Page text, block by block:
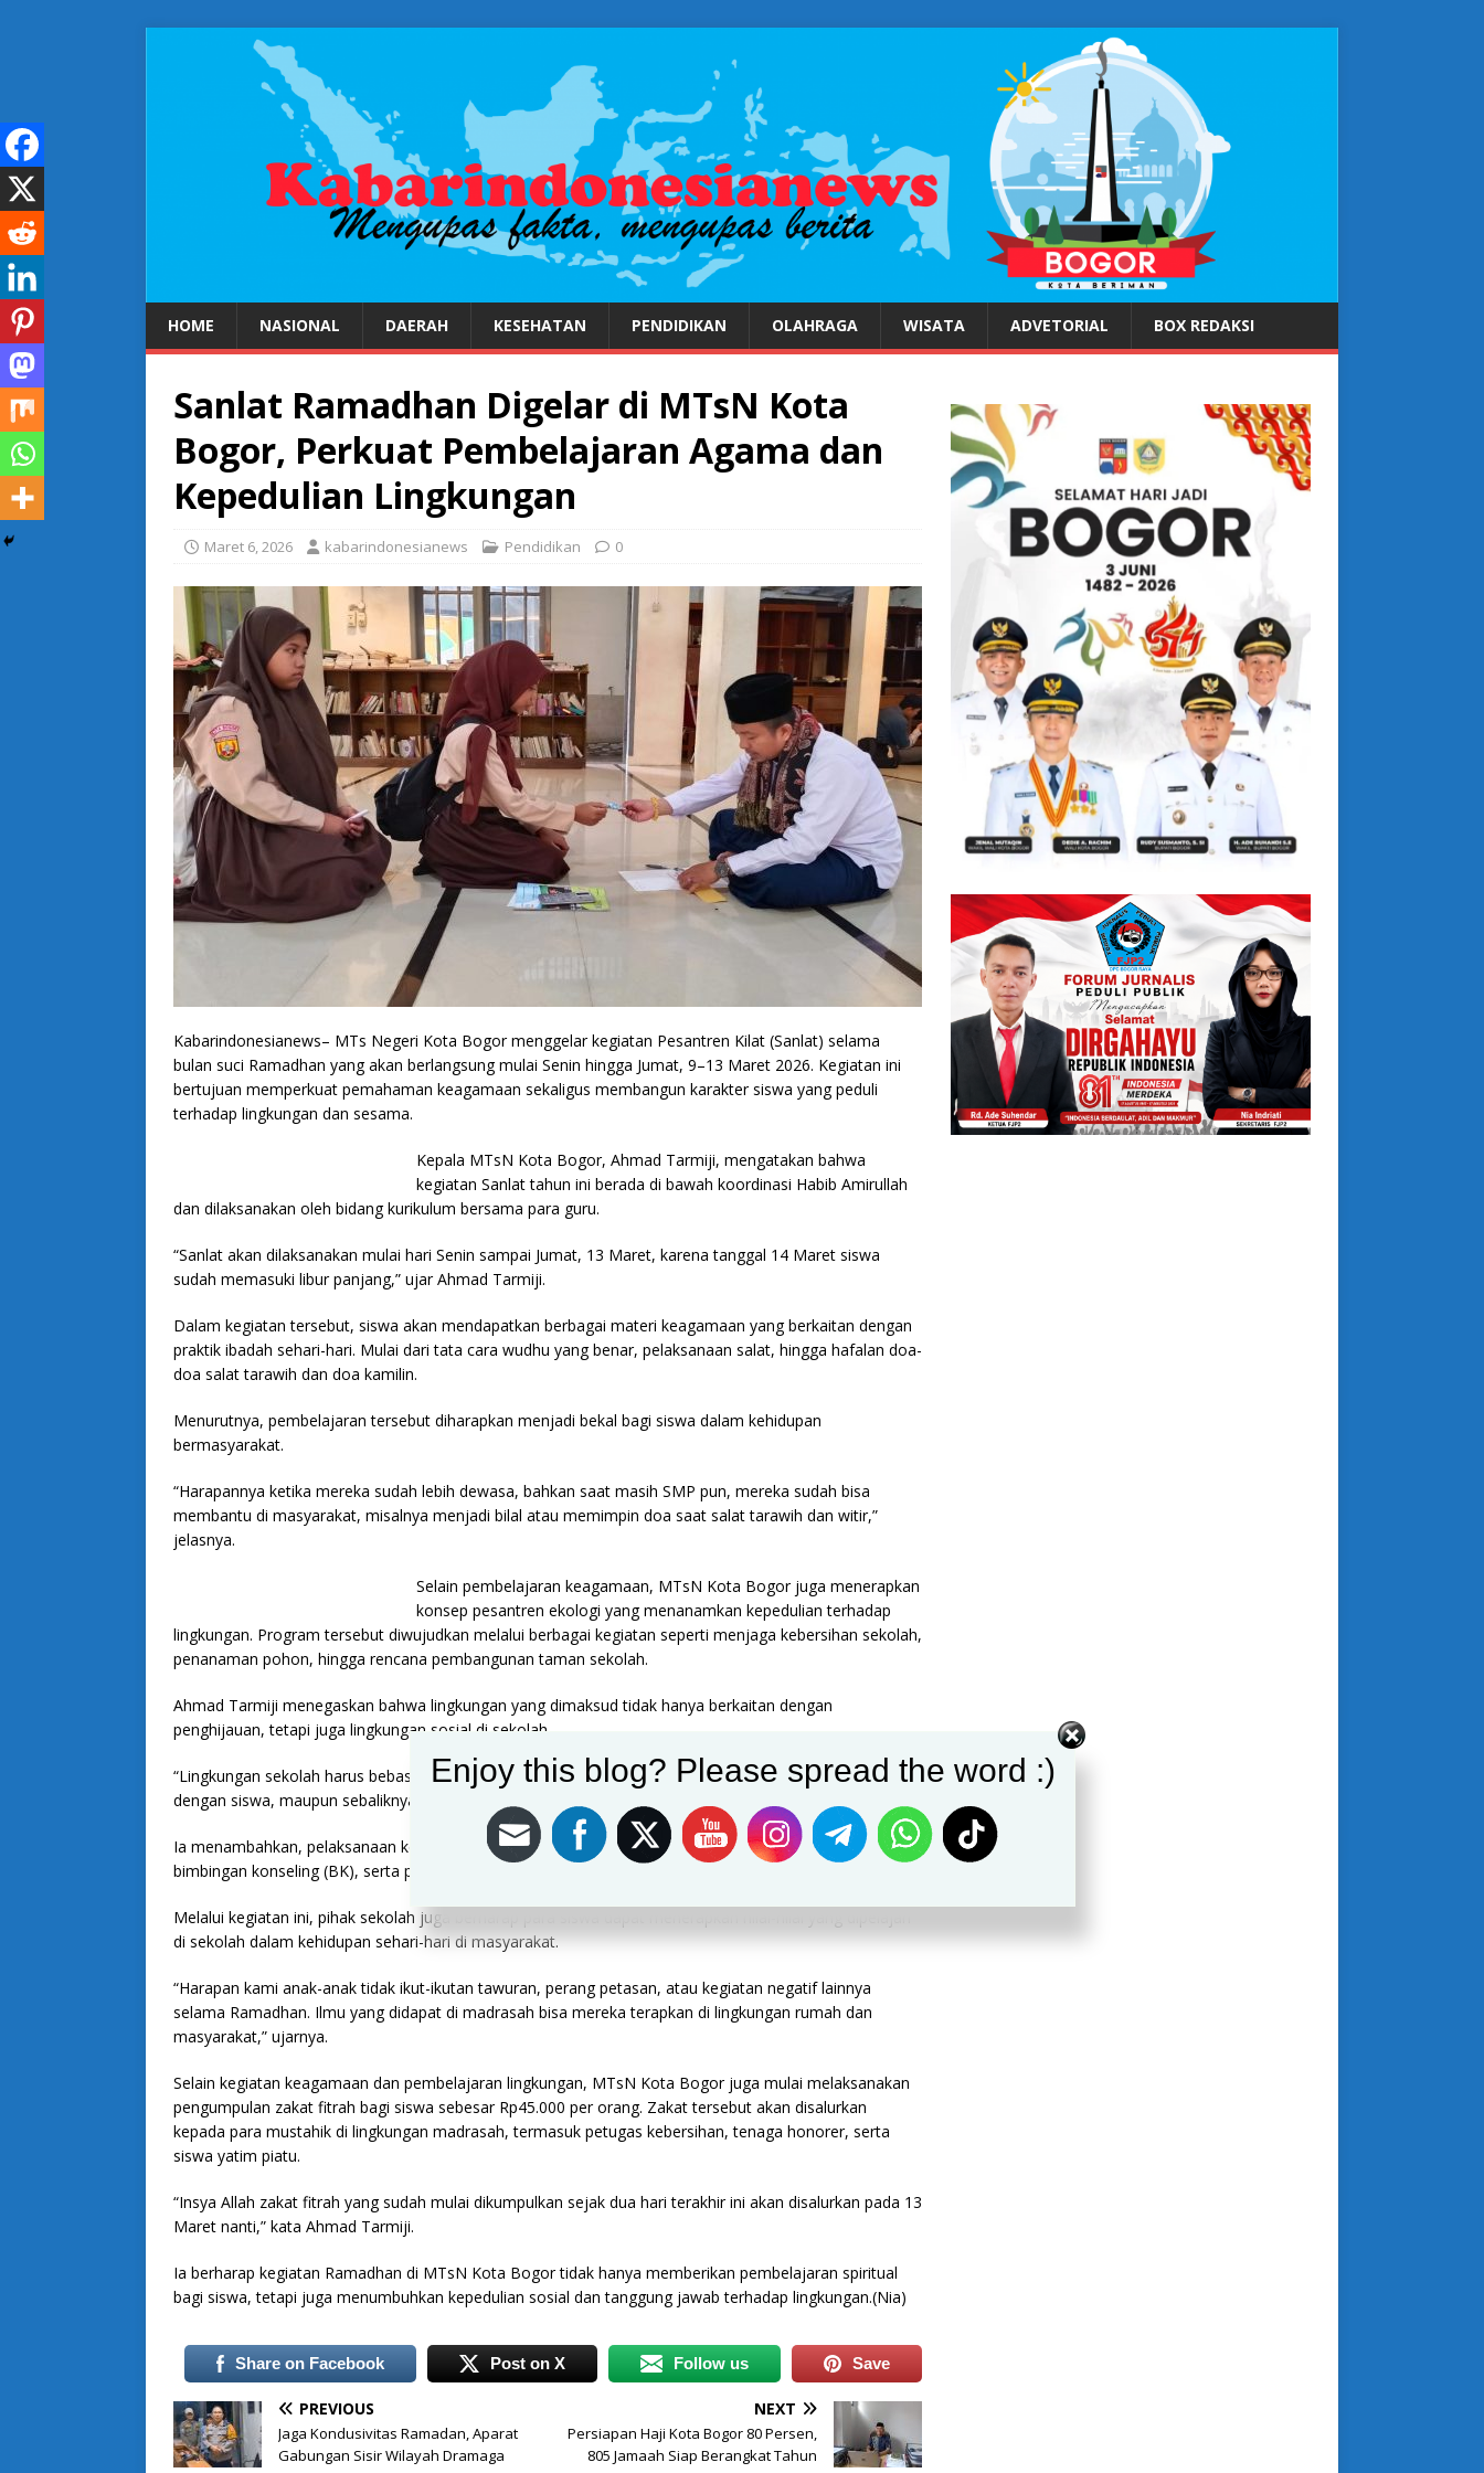
HOME NASIONAL DAERAH KESEHATAN PENDIDIKAN OLAHRAGA WISATA ADVETORIAL BOX REDAKSI
Sanlat Ramadhan Digelar di MTsN Kota
Bogor, Perkuat Pembelajaran Agama dan
Kepedulian Lingkungan
Maret 6, 2026 kabarindonesianews Pendidikan 0
Kabarindonesianews– MTs Negeri Kota Bogor menggelar kegiatan Pesantren Kilat (Sanlat) selama
bulan suci Ramadhan yang akan berlangsung mulai Senin hingga Jumat, 9–13 Maret 2026. Kegiatan ini
bertujuan memperkuat pemahaman keagamaan sekaligus membangun karakter siswa yang peduli
terhadap lingkungan dan sesama.
Kepala MTsN Kota Bogor, Ahmad Tarmiji, mengatakan bahwa
kegiatan Sanlat tahun ini berada di bawah koordinasi Habib Amirullah
dan dilaksanakan oleh bidang kurikulum bersama para guru.
“Sanlat akan dilaksanakan mulai hari Senin sampai Jumat, 13 Maret, karena tanggal 14 Maret siswa
sudah memasuki libur panjang,” ujar Ahmad Tarmiji.
Dalam kegiatan tersebut, siswa akan mendapatkan berbagai materi keagamaan yang berkaitan dengan
praktik ibadah sehari-hari. Mulai dari tata cara wudhu yang benar, pelaksanaan salat, hingga hafalan doa-
doa salat tarawih dan doa kamilin.
Menurutnya, pembelajaran tersebut diharapkan menjadi bekal bagi siswa dalam kehidupan
bermasyarakat.
“Harapannya ketika mereka sudah lebih dewasa, bahkan saat masih SMP pun, mereka sudah bisa
membantu di masyarakat, misalnya menjadi bilal atau memimpin doa saat salat tarawih dan witir,”
jelasnya.
Selain pembelajaran keagamaan, MTsN Kota Bogor juga menerapkan
konsep pesantren ekologi yang menanamkan kepedulian terhadap
lingkungan. Program tersebut diwujudkan melalui berbagai kegiatan seperti menjaga kebersihan sekolah,
penanaman pohon, hingga rencana pembangunan taman sekolah.
Ahmad Tarmiji menegaskan bahwa lingkungan yang dimaksud tidak hanya berkaitan dengan
penghijauan, tetapi juga lingkungan sosial di sekolah.
“Lingkungan sekolah harus bebas dari bullying dan kekerasan, baik antara siswa dengan siswa, guru
dengan siswa, maupun sebaliknya,” katanya.
Ia menambahkan, pelaksanaan kegiatan Sanlat didukung oleh para guru, terutama guru agama, guru
bimbingan konseling (BK), serta para wakil kepala madrasah.
Melalui kegiatan ini, pihak sekolah juga berharap para siswa dapat menerapkan nilai-nilai yang dipelajari
di sekolah dalam kehidupan sehari-hari di masyarakat.
“Harapan kami anak-anak tidak ikut-ikutan tawuran, perang petasan, atau kegiatan negatif lainnya
selama Ramadhan. Ilmu yang didapat di madrasah bisa mereka terapkan di lingkungan rumah dan
masyarakat,” ujarnya.
Selain kegiatan keagamaan dan pembelajaran lingkungan, MTsN Kota Bogor juga mulai melaksanakan
pengumpulan zakat fitrah bagi siswa sebesar Rp45.000 per orang. Zakat tersebut akan disalurkan
kepada para mustahik di lingkungan madrasah, termasuk petugas kebersihan, tenaga honorer, serta
siswa yatim piatu.
“Insya Allah zakat fitrah yang sudah mulai dikumpulkan sejak dua hari terakhir ini akan disalurkan pada 13
Maret nanti,” kata Ahmad Tarmiji.
Ia berharap kegiatan Ramadhan di MTsN Kota Bogor tidak hanya memberikan pembelajaran spiritual
bagi siswa, tetapi juga menumbuhkan kepedulian sosial dan tanggung jawab terhadap lingkungan.(Nia)
Share on Facebook Post on X Follow us Save
PREVIOUS
Jaga Kondusivitas Ramadan, Aparat
Gabungan Sisir Wilayah Dramaga
NEXT
Persiapan Haji Kota Bogor 80 Persen,
805 Jamaah Siap Berangkat Tahun
Enjoy this blog? Please spread the word :)